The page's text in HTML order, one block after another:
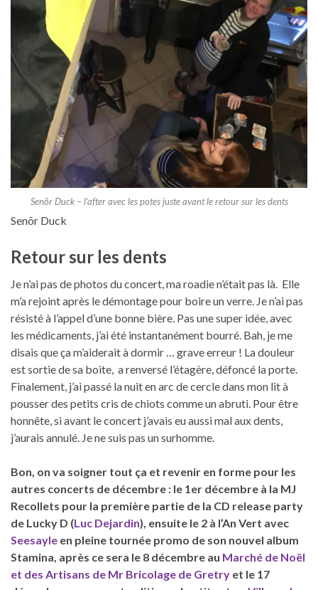
Senõr Duck – l’after avec les potes juste avant le retour sur les dents
Senõr Duck
Retour sur les dents
Je n’ai pas de photos du concert, ma roadie n’était pas là. Elle
m’a rejoint après le démontage pour boire un verre. Je n’ai pas
résisté à l’appel d’une bonne bière. Pas une super idée, avec
les médicaments, j’ai été instantanément bourré. Bah, je me
disais que ça m’aiderait à dormir … grave erreur ! La douleur
est sortie de sa boite, a renversé l’étagère, défoncé la porte.
Finalement, j’ai passé la nuit en arc de cercle dans mon lit à
pousser des petits cris de chiots comme un abruti. Pour être
honnête, si avant le concert j’avais eu aussi mal aux dents,
j’aurais annulé. Je ne suis pas un surhomme.
Bon, on va soigner tout ça et revenir en forme pour les
autres concerts de décembre : le 1er décembre à la MJ
Recollets pour la première partie de la CD release party
de Lucky D (Luc Dejardin), ensuite le 2 à l’An Vert avec
Seesayle en pleine tournée promo de son nouvel album
Stamina, après ce sera le 8 décembre au Marché de Noël
et des Artisans de Mr Bricolage de Gretry et le 17